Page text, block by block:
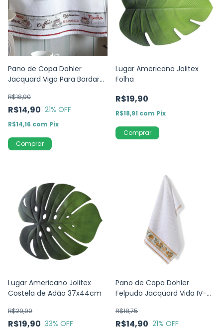
Pano de Copa Dohler
Jacquard Vigo Para Bordar
R$14,90
R$18,90
21% OFF
R$14,16 com Pix
Comprar
Lugar Americano Jolitex
Folha
R$19,90
R$18,91 com Pix
Comprar
Lugar Americano Jolitex
Costela de Adão 37x44cm
R$19,90
R$29,90
33% OFF
Pano de Copa Dohler
Felpudo Jacquard Vida IV-
R$14,90
R$18,75
21% OFF